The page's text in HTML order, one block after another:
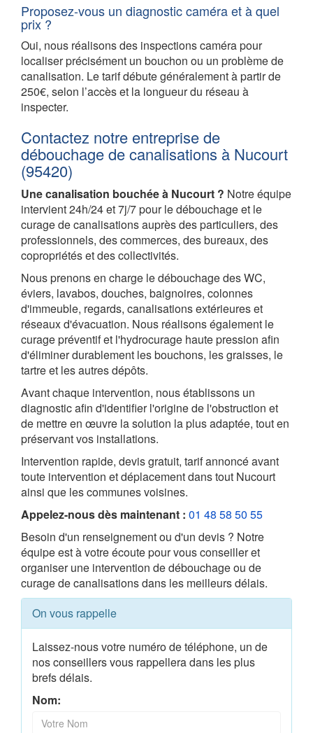
Proposez-vous un diagnostic caméra et à quel
prix ?
Oui, nous réalisons des inspections caméra pour
localiser précisément un bouchon ou un problème de
canalisation. Le tarif débute généralement à partir de
250€, selon l’accès et la longueur du réseau à
inspecter.
Contactez notre entreprise de
débouchage de canalisations à Nucourt
(95420)
Une canalisation bouchée à Nucourt ? Notre équipe
intervient 24h/24 et 7j/7 pour le débouchage et le
curage de canalisations auprès des particuliers, des
professionnels, des commerces, des bureaux, des
copropriétés et des collectivités.
Nous prenons en charge le débouchage des WC,
éviers, lavabos, douches, baignoires, colonnes
d'immeuble, regards, canalisations extérieures et
réseaux d'évacuation. Nous réalisons également le
curage préventif et l'hydrocurage haute pression afin
d'éliminer durablement les bouchons, les graisses, le
tartre et les autres dépôts.
Avant chaque intervention, nous établissons un
diagnostic afin d'identifier l'origine de l'obstruction et
de mettre en œuvre la solution la plus adaptée, tout en
préservant vos installations.
Intervention rapide, devis gratuit, tarif annoncé avant
toute intervention et déplacement dans tout Nucourt
ainsi que les communes voisines.
Appelez-nous dès maintenant : 01 48 58 50 55
Besoin d'un renseignement ou d'un devis ? Notre
équipe est à votre écoute pour vous conseiller et
organiser une intervention de débouchage ou de
curage de canalisations dans les meilleurs délais.
On vous rappelle
Laissez-nous votre numéro de téléphone, un de
nos conseillers vous rappellera dans les plus
brefs délais.
Nom: